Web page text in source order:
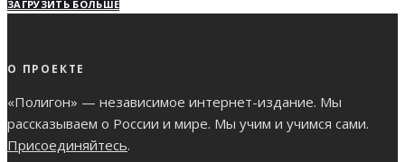
ЗАГРУЗИТЬ БОЛЬШЕ
О ПРОЕКТЕ
«Полигон» — независимое интернет-издание. Мы
рассказываем о России и мире. Мы учим и учимся сами.
Присоединяйтесь.